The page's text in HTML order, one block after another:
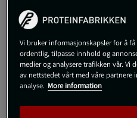
SKU #220875999R | EAN7332576108006
Vintage Sweatpants fra GASP
Vi bruker informasjonskapsler for å
ordentlig, tilpasse innhold og
medier og analysere trafikken vår. Vi
av nettstedet vårt med våre partnere
analyse. More information